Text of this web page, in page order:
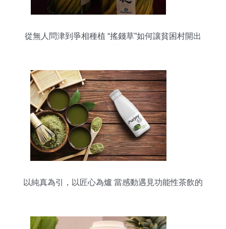
從無人問津到爭相種植 “搖錢草”如何讓貧困村開出
以純真為引，以匠心為爐 當感動遇見功能性茶飲的